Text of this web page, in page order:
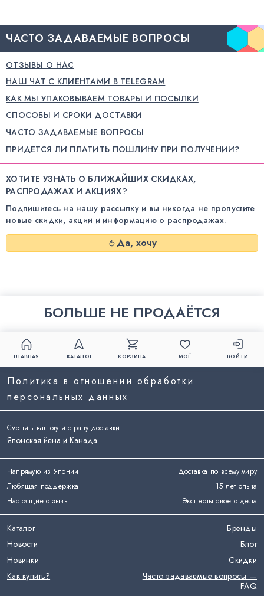
ЧАСТО ЗАДАВАЕМЫЕ ВОПРОСЫ
ОТЗЫВЫ О НАС
НАШ ЧАТ С КЛИЕНТАМИ В TELEGRAM
КАК МЫ УПАКОВЫВАЕМ ТОВАРЫ И ПОСЫЛКИ
СПОСОБЫ И СРОКИ ДОСТАВКИ
ЧАСТО ЗАДАВАЕМЫЕ ВОПРОСЫ
ПРИДЕТСЯ ЛИ ПЛАТИТЬ ПОШЛИНУ ПРИ ПОЛУЧЕНИИ?
ХОТИТЕ УЗНАТЬ О БЛИЖАЙШИХ СКИДКАХ,
РАСПРОДАЖАХ И АКЦИЯХ?
Подпишитесь на нашу рассылку и вы никогда не пропустите
новые скидки, акции и информацию о распродажах.
Да, хочу
БОЛЬШЕ НЕ ПРОДАЁТСЯ
ГЛАВНАЯ КАТАЛОГ КОРЗИНА МОЁ ВОЙТИ
Напрямую из Японии
Доставка по всему миру
Любящая поддержка
15 лет опыта
Настоящие отзывы
Эксперты своего дела
Политика в отношении обработки
персональных данных
Каталог
Бренды
Новости
Блог
Новинки
Скидки
Как купить?
Часто задаваемые вопросы —
FAQ
Сменить валюту и страну доставки::
Японская йена и Канада